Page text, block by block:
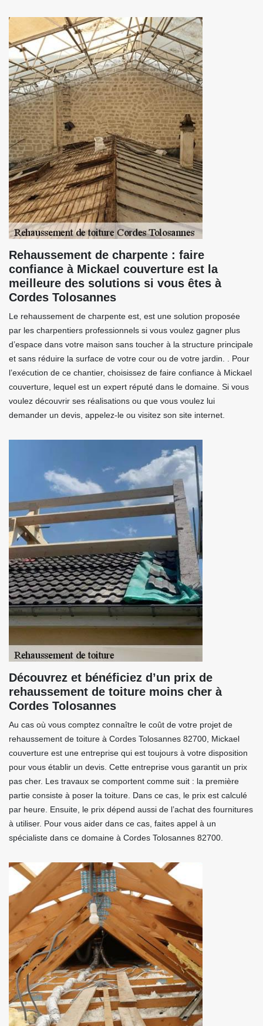
Rehaussement de charpente : faire
confiance à Mickael couverture est la
meilleure des solutions si vous êtes à
Cordes Tolosannes
Le rehaussement de charpente est, est une solution proposée
par les charpentiers professionnels si vous voulez gagner plus
d’espace dans votre maison sans toucher à la structure principale
et sans réduire la surface de votre cour ou de votre jardin. . Pour
l’exécution de ce chantier, choisissez de faire confiance à Mickael
couverture, lequel est un expert réputé dans le domaine. Si vous
voulez découvrir ses réalisations ou que vous voulez lui
demander un devis, appelez-le ou visitez son site internet.
Découvrez et bénéficiez d’un prix de
rehaussement de toiture moins cher à
Cordes Tolosannes
Au cas où vous comptez connaître le coût de votre projet de
rehaussement de toiture à Cordes Tolosannes 82700, Mickael
couverture est une entreprise qui est toujours à votre disposition
pour vous établir un devis. Cette entreprise vous garantit un prix
pas cher. Les travaux se comportent comme suit : la première
partie consiste à poser la toiture. Dans ce cas, le prix est calculé
par heure. Ensuite, le prix dépend aussi de l’achat des fournitures
à utiliser. Pour vous aider dans ce cas, faites appel à un
spécialiste dans ce domaine à Cordes Tolosannes 82700.